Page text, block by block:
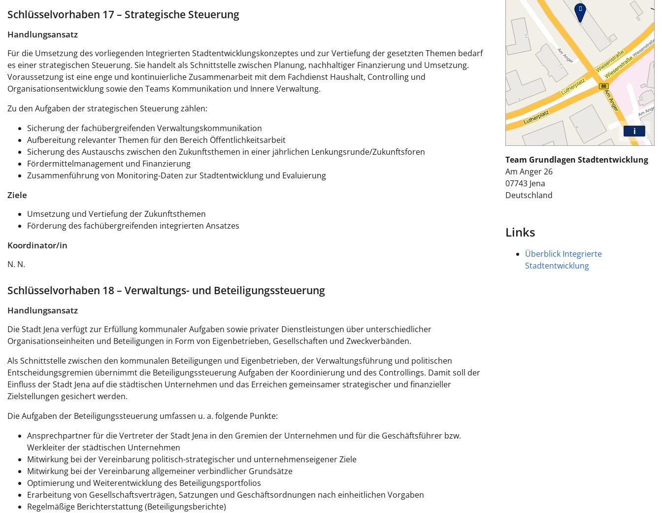
Schlüsselvorhaben 17 – Strategische Steuerung
Handlungsansatz
Für die Umsetzung des vorliegenden Integrierten Stadtentwicklungskonzeptes und zur Vertiefung der gesetzten Themen bedarf
es einer strategischen Steuerung. Sie handelt als Schnittstelle zwischen Planung, nachhaltiger Finanzierung und Umsetzung.
Voraussetzung ist eine enge und kontinuierliche Zusammenarbeit mit dem Fachdienst Haushalt, Controlling und
Organisationsentwicklung sowie den Teams Kommunikation und Innere Verwaltung.
Zu den Aufgaben der strategischen Steuerung zählen:
Sicherung der fachübergreifenden Verwaltungskommunikation
Aufbereitung relevanter Themen für den Bereich Öffentlichkeitsarbeit
Sicherung des Austauschs zwischen den Zukunftsthemen in einer jährlichen Lenkungsrunde/Zukunftsforen
Fördermittelmanagement und Finanzierung
Zusammenführung von Monitoring-Daten zur Stadtentwicklung und Evaluierung
Ziele
Umsetzung und Vertiefung der Zukunftsthemen
Förderung des fachübergreifenden integrierten Ansatzes
Koordinator/in
N. N.
Schlüsselvorhaben 18 – Verwaltungs- und Beteiligungssteuerung
Handlungsansatz
Die Stadt Jena verfügt zur Erfüllung kommunaler Aufgaben sowie privater Dienstleistungen über unterschiedlicher
Organisationseinheiten und Beteiligungen in Form von Eigenbetrieben, Gesellschaften und Zweckverbänden.
Als Schnittstelle zwischen den kommunalen Beteiligungen und Eigenbetrieben, der Verwaltungsführung und politischen
Entscheidungsgremien übernimmt die Beteiligungssteuerung Aufgaben der Koordinierung und des Controllings. Damit soll der
Einfluss der Stadt Jena auf die städtischen Unternehmen und das Erreichen gemeinsamer strategischer und finanzieller
Zielstellungen gesichert werden.
Die Aufgaben der Beteiligungssteuerung umfassen u. a. folgende Punkte:
Ansprechpartner für die Vertreter der Stadt Jena in den Gremien der Unternehmen und für die Geschäftsführer bzw.
Werkleiter der städtischen Unternehmen
Mitwirkung bei der Vereinbarung politisch-strategischer und unternehmenseigener Ziele
Mitwirkung bei der Vereinbarung allgemeiner verbindlicher Grundsätze
Optimierung und Weiterentwicklung des Beteiligungsportfolios
Erarbeitung von Gesellschaftsverträgen, Satzungen und Geschäftsordnungen nach einheitlichen Vorgaben
Regelmäßige Berichterstattung (Beteiligungsberichte)
i
Team Grundlagen Stadtentwicklung
Am Anger 26
07743 Jena
Deutschland
Links
Überblick Integrierte
Stadtentwicklung